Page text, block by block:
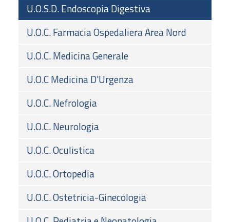
U.O.S.D. Endoscopia Digestiva
U.O.C. Farmacia Ospedaliera Area Nord
U.O.C. Medicina Generale
U.O.C Medicina D'Urgenza
U.O.C. Nefrologia
U.O.C. Neurologia
U.O.C. Oculistica
U.O.C. Ortopedia
U.O.C. Ostetricia-Ginecologia